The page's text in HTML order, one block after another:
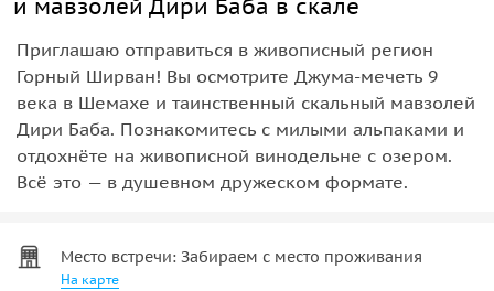
и мавзолей Дири Баба в скале
Приглашаю отправиться в живописный регион
Горный Ширван! Вы осмотрите Джума-мечеть 9
века в Шемахе и таинственный скальный мавзолей
Дири Баба. Познакомитесь с милыми альпаками и
отдохнёте на живописной винодельне с озером.
Всё это — в душевном дружеском формате.
Место встречи: Забираем с место проживания
На карте